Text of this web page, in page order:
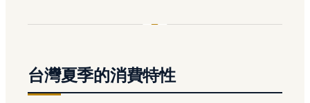
台灣夏季的消費特性